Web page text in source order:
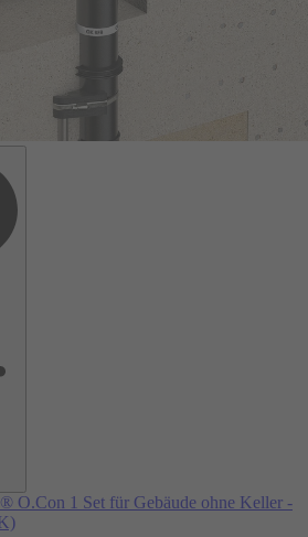
O.Con 1 Set für Gebäude ohne Keller -